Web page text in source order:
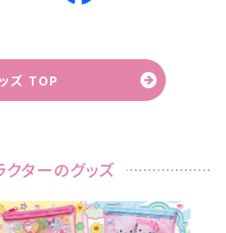
ズ TOP
クターのグッズ